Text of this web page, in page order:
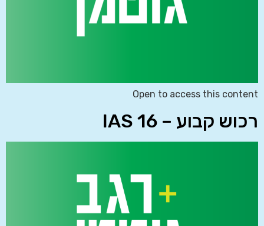
Open to access this content
רכוש קבוע – IAS 16